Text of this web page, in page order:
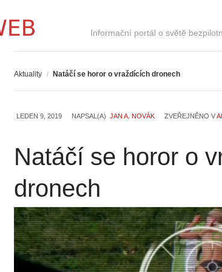
Informační portál o světě
Aktuality / Natáčí se horor o vraždících dronech
LEDEN 9, 2019 NAPSAL(A) JAN A. NOVÁK ZVEŘEJNĚNO V
Natáčí se horor o
dronech